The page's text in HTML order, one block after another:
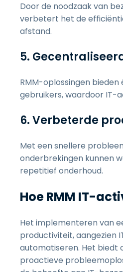
Door de noodzaak van
verbetert het de
afstand.
5.
RMM-oplossingen
gebruikers, waardoor IT-
6. Verbeterde
Met een snellere
onderbrekingen kunnen
repetitief onderhoud.
Hoe RMM IT-
Het implementeren van
productiviteit, aangezien
automatiseren. Het biedt
proactieve